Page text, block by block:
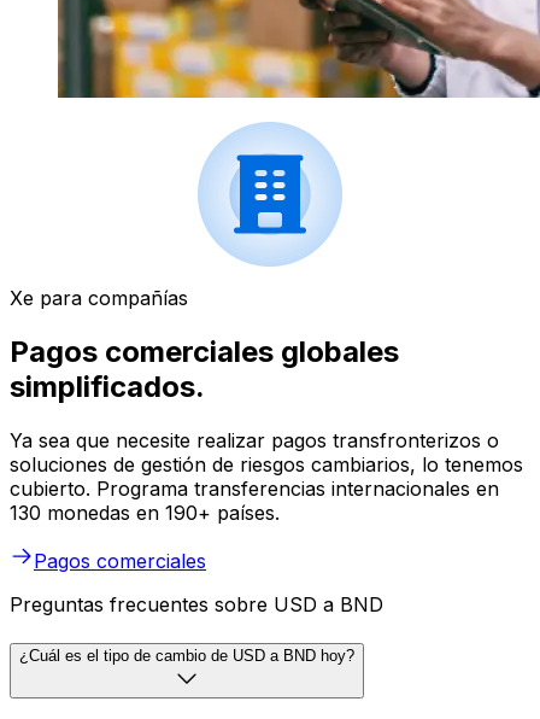
Xe para compañías
Pagos comerciales globales
simplificados.
Ya sea que necesite realizar pagos transfronterizos o
soluciones de gestión de riesgos cambiarios, lo tenemos
cubierto. Programa transferencias internacionales en
130 monedas en 190+ países.
Pagos comerciales
Preguntas frecuentes sobre USD a BND
¿Cuál es el tipo de cambio de USD a BND hoy?